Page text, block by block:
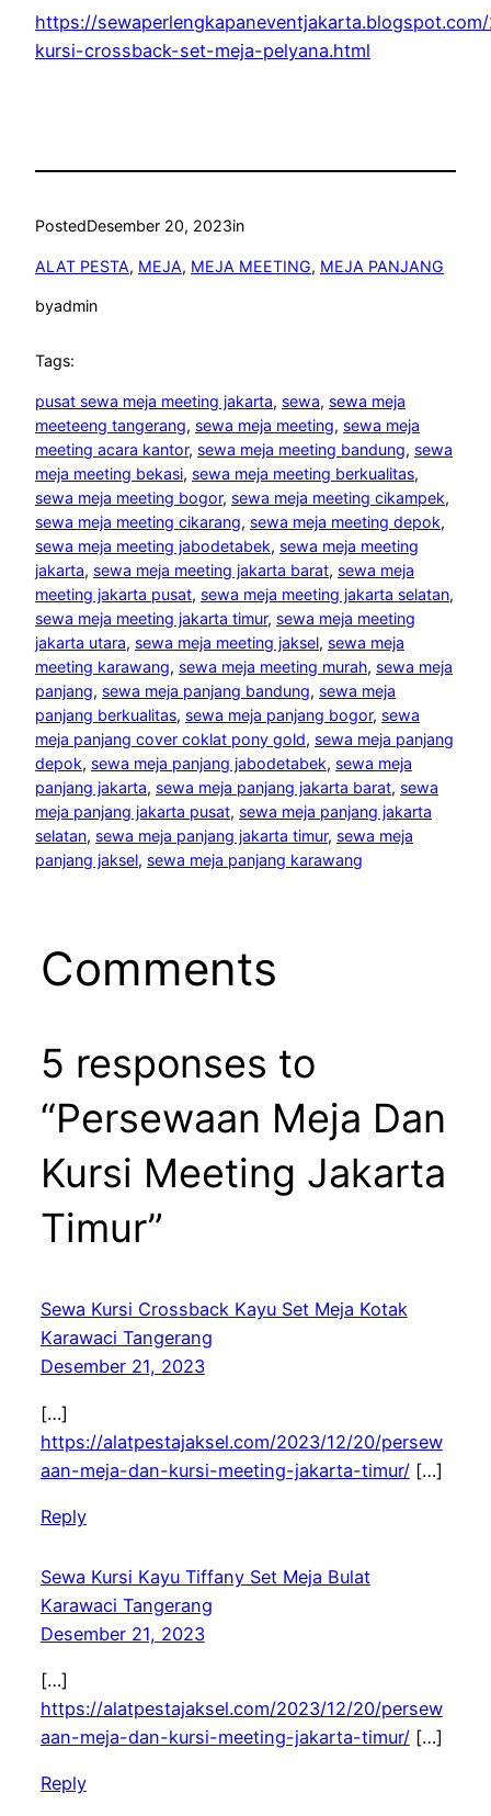
https://
kursi-crossback-set-meja-pelyana.html
PostedDesember 20, 2023in
ALAT PESTA, MEJA, MEJA MEETING, MEJA PANJANG
byadmin
Tags:
pusat sewa meja meeting jakarta, sewa, sewa meja
meeteeng tangerang, sewa meja meeting, sewa meja
meeting acara kantor, sewa meja meeting bandung, sewa
meja meeting bekasi, sewa meja meeting berkualitas
sewa meja meeting bogor, sewa meja meeting cikampek
sewa meja meeting cikarang, sewa meja meeting depok
sewa meja meeting jabodetabek, sewa meja meeting
jakarta, sewa meja meeting jakarta barat, sewa meja
meeting jakarta pusat, sewa meja meeting jakarta selatan
sewa meja meeting jakarta timur, sewa meja meeting
jakarta utara, sewa meja meeting jaksel, sewa meja
meeting karawang, sewa meja meeting murah, sewa meja
panjang, sewa meja panjang bandung, sewa meja
panjang berkualitas, sewa meja panjang bogor, sewa
meja panjang cover coklat pony gold, sewa meja panjang
depok, sewa meja panjang jabodetabek, sewa meja
panjang jakarta, sewa meja panjang jakarta barat, sewa
meja panjang jakarta pusat, sewa meja panjang jakarta
selatan, sewa meja panjang jakarta timur, sewa meja
panjang jaksel, sewa meja panjang karawang
Comments
5 responses to
“Persewaan Meja Dan
Kursi Meeting Jakarta
Timur”
Sewa Kursi Crossback Kayu Set Meja Kotak
Karawaci Tangerang
Desember 21, 2023
[…]
https://alatpestajaksel.com/2023/12/20/persew
aan-meja-dan-kursi-meeting-jakarta-timur/[…]
Reply
Sewa Kursi Kayu Tiffany Set Meja Bulat
Karawaci Tangerang
Desember 21, 2023
[…]
https://alatpestajaksel.com/2023/12/20/persew
aan-meja-dan-kursi-meeting-jakarta-timur/[…]
Reply